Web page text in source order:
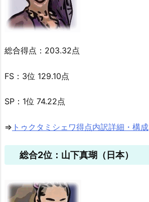
総合得点：203.32点
FS：3位 129.10点
SP：1位 74.22点
⇒ トゥクタミシェワ得点内訳詳細・構成
総合2位：山下真瑚（日本）